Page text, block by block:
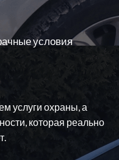
условия
услуги охраны, а
которая реально